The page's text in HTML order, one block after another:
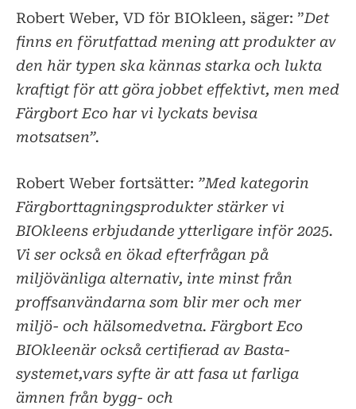
Robert Weber, VD för BIOkleen, säger: ”Det
finns en förutfattad mening att produkter av
den här typen ska kännas starka och lukta
kraftigt för att göra jobbet effektivt, men med
Färgbort Eco har vi lyckats bevisa
motsatsen”.
Robert Weber fortsätter: ”Med kategorin
Färgborttagningsprodukter stärker vi
BIOkleens erbjudande ytterligare inför 2025.
Vi ser också en ökad efterfrågan på
miljövänliga alternativ, inte minst från
proffsanvändarna som blir mer och mer
miljö- och hälsomedvetna. Färgbort Eco
BIOkleenär också certifierad av Basta-
systemet,vars syfte är att fasa ut farliga
ämnen från bygg- och